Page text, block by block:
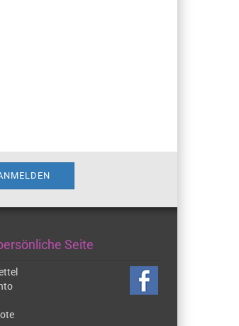
Seite